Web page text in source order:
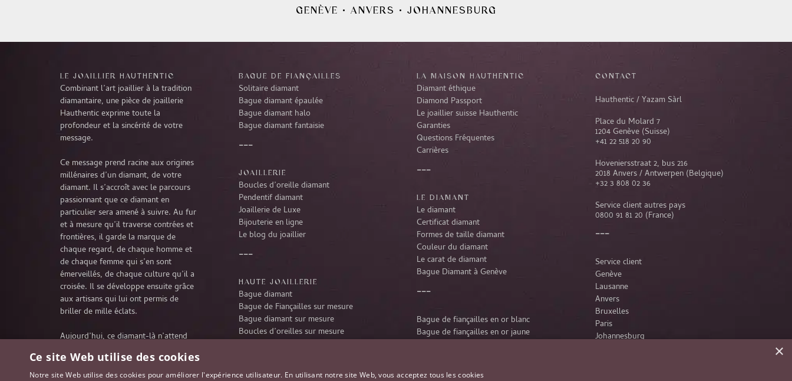
GENÈVE • ANVERS • JOHANNESBURG
LE JOAILLIER HAUTHENTIC
Combinant l’art joaillier à la tradition
diamantaire, une pièce de joaillerie
Hauthentic exprime toute la
profondeur et la sincérité de votre
message.
Ce message prend racine aux origines
millénaires d’un diamant, de votre
diamant. Il s’accroît avec le parcours
passionnant que ce diamant en
particulier sera amené à suivre. Au fur
et à mesure qu’il traverse contrées et
frontières, il garde la marque de
chaque regard, de chaque homme et
de chaque femme qui s’en sont
émerveillés, de chaque culture qu’il a
croisée. Il se développe ensuite grâce
aux artisans qui lui ont permis de
briller de mille éclats.
Aujourd’hui, ce diamant-là n’attend
extraordinaire voyage à travers le
temps, pour partager désormais votre
BAGUE DE FIANÇAILLES
Solitaire diamant
Bague diamant épaulée
Bague diamant halo
Bague diamant fantaisie
JOAILLERIE
Boucles d’oreille diamant
Pendentif diamant
Joaillerie de Luxe
Bijouterie en ligne
Le blog du joaillier
HAUTE JOAILLERIE
Bague diamant
Bague de Fiançailles sur mesure
Bague diamant sur mesure
Boucles d’oreilles sur mesure
LA MAISON HAUTHENTIC
Diamant éthique
Diamond Passport
Le joaillier suisse Hauthentic
Garanties
Questions Fréquentes
Carrières
LE DIAMANT
Le diamant
Certificat diamant
Formes de taille diamant
Couleur du diamant
Le carat de diamant
Bague Diamant à Genève
Bague de fiançailles en or blanc
Bague de fiançailles en or jaune
CONTACT
Hauthentic / Yazam Sàrl
Place du Molard 7
1204 Genève (Suisse)
+41 22 518 20 90
Hoveniersstraat 2, bus 216
2018 Anvers / Antwerpen (Belgique)
+32 3 808 02 36
Service client autres pays
0800 91 81 20 (France)
Service client
Genève
Lausanne
Anvers
Bruxelles
Paris
Johannesburg
×
Ce site Web utilise des cookies
Notre site Web utilise des cookies pour améliorer l'expérience utilisateur. En utilisant notre site Web, vous acceptez tous les cookies